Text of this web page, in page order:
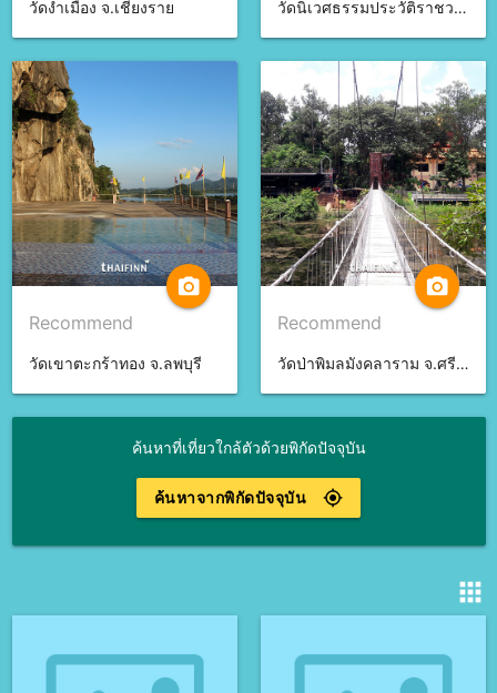
วัดงำเมือง จ.เชียงราย วัดนิเวศธรรมประวัติราชวรวิหาร จ.พระนครศรีอยุธยา
camera_alt
Recommend
วัดเขาตะกร้าทอง จ.ลพบุรี
camera_alt
Recommend
วัดป่าพิมลมังคลาราม จ.ศรีสะเกษ
ค้นหาที่เที่ยวใกล้ตัวด้วยพิกัดปัจจุบัน
gps_fixed
ค้นหาจากพิกัดปัจจุบัน
apps